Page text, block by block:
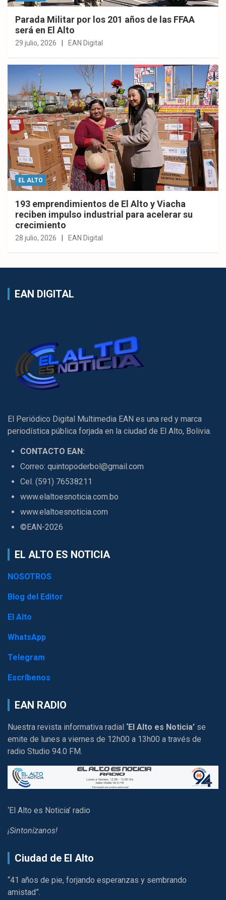
Parada Militar por los 201 años de las FFAA
será en El Alto
29 julio, 2026 EAN Digital
EL ALTO
193 emprendimientos de El Alto y Viacha
reciben impulso industrial para acelerar su
crecimiento
28 julio, 2026 EAN Digital
EAN DIGITAL
El Periódico Digital Multimedia EAN es una red y marca
periodística pública forjada en la ciudad de El Alto, Bolivia.
CONTACTO EAN:
Correo: quintopoderbol@gmail.com
Cel. (591) 76538211
www.elaltoesnoticia.com.bo
www.elaltoesnoticia.com
©EAN-2026
EL ALTO ES NOTICIA
NOSOTROS
Blog del Editor
El Alto
WhatsApp
Telegram
Escríbenos
EAN RADIO
Nuestra revista informativa radial ‘El Alto es Noticia’ se
emite de lunes a viernes de 12h00 a 13h00 a través de
radio Studio 94.0 FM.
‘El Alto es Noticia’ radio
¡Sintonízanos!
Ciudad de El Alto
“41 años de pie, forjando esperanzas y sembrando
amistad”.